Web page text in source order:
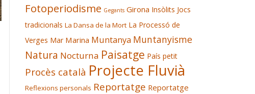
Fotoperiodisme Gegants Girona Insòlits Jocs
tradicionals La Dansa de la Mort La Processó de
Verges Mar Marina Muntanya Muntanyisme
Natura Nocturna Paisatge País petit
Procès català Projecte Fluvià
Reflexions personals Reportatge Reportatge